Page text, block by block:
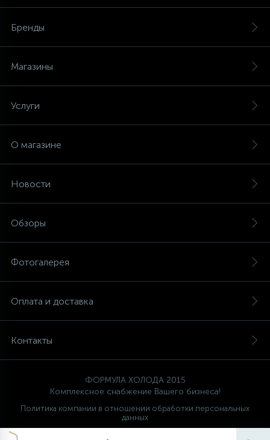
Бренды
Магазины
Услуги
О магазине
Новости
Обзоры
Фотогалерея
Оплата и доставка
Контакты
ФОРМУЛА ХОЛОДА 2015
Комплексное снабжение Вашего бизнеса!
Политика компании в отношении обработки персональных
данных